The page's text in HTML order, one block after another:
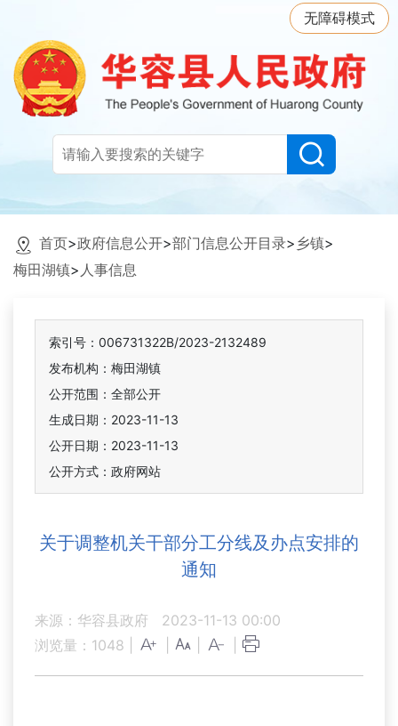
无障碍模式
首页>政府信息公开>部门信息公开目录> 乡镇>
梅田湖镇> 人事信息
索引号：006731322B/2023-2132489
发布机构：梅田湖镇
公开范围：全部公开
生成日期：2023-11-13
公开日期：2023-11-13
公开方式：政府网站
关于调整机关干部分工分线及办点安排的
通知
来源：华容县政府
2023-11-13 00:00
浏览量： 1048